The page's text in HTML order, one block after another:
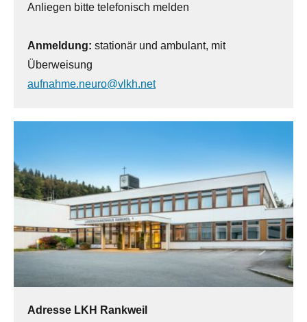
Anliegen bitte telefonisch melden
Anmeldung: stationär und ambulant, mit
Überweisung
aufnahme.neuro@vlkh.net
Adresse LKH Rankweil